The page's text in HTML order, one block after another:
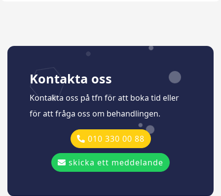
Kontakta oss
Kontakta oss på tfn för att boka tid eller
för att fråga oss om behandlingen.
010 330 00 88
skicka ett meddelande